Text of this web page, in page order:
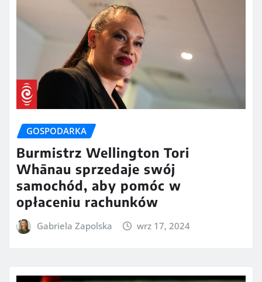
GOSPODARKA
Burmistrz Wellington Tori
Whānau sprzedaje swój
samochód, aby pomóc w
opłaceniu rachunków
Gabriela Zapolska wrz 17, 2024